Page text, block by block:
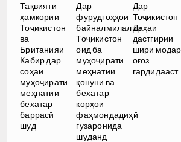
Тақвияти
ҳамкории
Тоҷикистон
ва
Британияи
Кабир дар
соҳаи
муҳоҷирати
меҳнатии
бехатар
баррасӣ
шуд
Дар
фурудгоҳҳои
байналмилалии
Тоҷикистон
оид ба
муҳоҷирати
меҳнатии
қонунӣ ва
бехатар
корҳои
фаҳмондадиҳӣ
гузаронида
шуданд
Дар
Тоҷикистон
Даҳаи
дастгирии
шири модар
оғоз
гардидааст